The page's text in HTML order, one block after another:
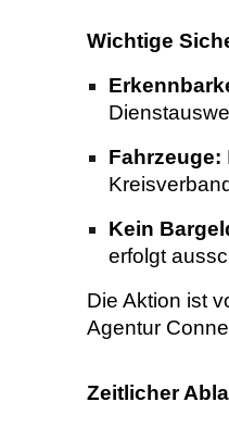
Wichtige
Fahrzeuge:
Kein
erfolgt
Die Aktion ist
Agentur
Zeitlicher